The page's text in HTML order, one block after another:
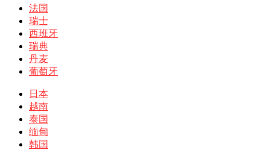
法国
瑞士
西班牙
瑞典
丹麦
葡萄牙
日本
越南
泰国
缅甸
韩国